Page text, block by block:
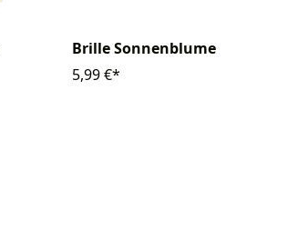
Brille Sonnenblume
5,99 €*